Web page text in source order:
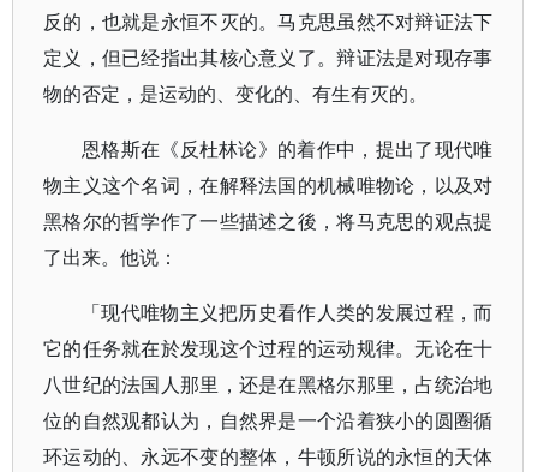
反的，也就是永恒不灭的。马克思虽然不对辩证法下
定义，但已经指出其核心意义了。辩证法是对现存事
物的否定，是运动的、变化的、有生有灭的。
恩格斯在《反杜林论》的着作中，提出了现代唯
物主义这个名词，在解释法国的机械唯物论，以及对
黑格尔的哲学作了一些描述之後，将马克思的观点提
了出来。他说：
「现代唯物主义把历史看作人类的发展过程，而
它的任务就在於发现这个过程的运动规律。无论在十
八世纪的法国人那里，还是在黑格尔那里，占统治地
位的自然观都认为，自然界是一个沿着狭小的圆圈循
环运动的、永远不变的整体，牛顿所说的永恒的天体